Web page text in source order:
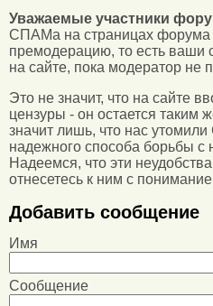
Уважаемые участники
СПАМа на страницах
премодерацию, то есть ваши
на сайте, пока модератор не
Это не значит, что на сайте
цензуры - он остается таким
значит лишь, что нас
надежного способа борьбы с
Надеемся, что эти
отнесетесь к ним с
Добавить сообщение
Имя
Сообщение